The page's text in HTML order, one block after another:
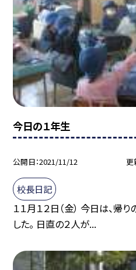
今日の１年生
公開日 2021/11/12 更
校長日記
１１月１２日（金） 今日は、帰
した。 日直の２人が...